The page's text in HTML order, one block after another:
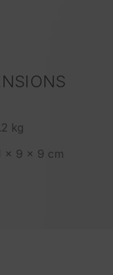
kg
× 9 × 9 cm